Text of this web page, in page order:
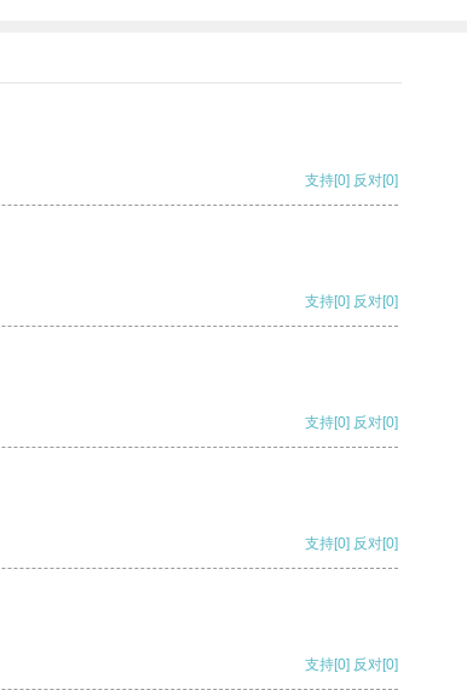
支持[0] 反对[0]
支持[0] 反对[0]
支持[0] 反对[0]
支持[0] 反对[0]
支持[0] 反对[0]